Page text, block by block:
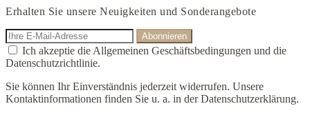
Erhalten Sie unsere Neuigkeiten und Sonderangebote
Ich akzeptie die Allgemeinen Geschäftsbedingungen und die
Datenschutzrichtlinie.
Sie können Ihr Einverständnis jederzeit widerrufen. Unsere
Kontaktinformationen finden Sie u. a. in der Datenschutzerklärung.